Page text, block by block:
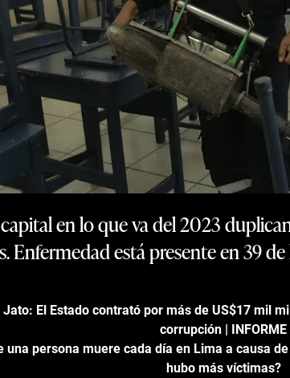
en lo que va del 2023
Enfermedad está presente en 39
Jato: El Estado contrató por más de US$17 mil
corrupción | INFORME
una persona muere cada día en Lima a causa
hubo más víctimas?